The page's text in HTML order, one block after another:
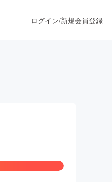
ログイン/新規会員登録